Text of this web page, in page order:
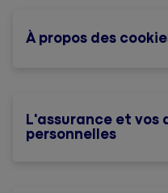
À propos des
L'assurance et vos
personnelles